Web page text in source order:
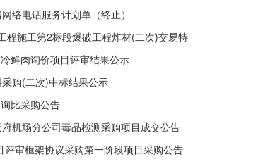
络电话服务计划单（终止）
程施工第2标段爆破工程炸材(二次)交易特
鲜肉询价项目评审结果公示
购(二次)中标结果公示
比采购公告
机场分公司毒品检测采购项目成交公告
审框架协议采购第一阶段项目采购公告